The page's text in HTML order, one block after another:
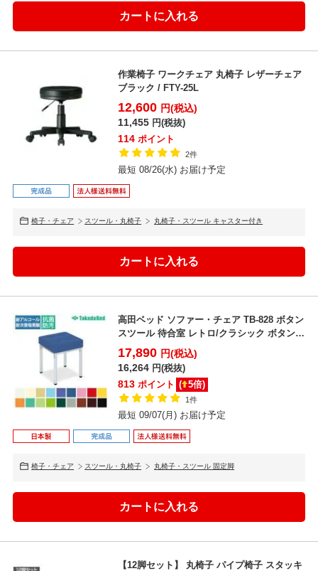
作業椅子 ワークチェア 丸椅子 レザーチェア
ブラック / FTY-25L
12,600 円(税込)
11,455 円(税抜)
114 ポイント
2件
最短 08/26(水) お届け予定
椅子・チェア スツール・丸椅子 丸椅子・スツール キャスター付き
高田ベッド ソファー・チェア TB-828 ボタン
スツール 待合室 レトロ/クラシック ボタン絞
り加...
17,890 円(税込)
16,264 円(税抜)
813 ポイント ( 5倍)
1件
最短 09/07(月) お届け予定
椅子・チェア スツール・丸椅子 丸椅子・スツール 固定脚
【12脚セット】 丸椅子 パイプ椅子 スタッキ